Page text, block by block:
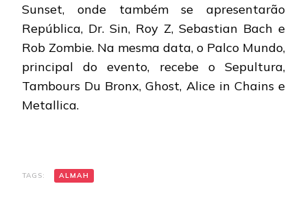
Sunset, onde também se apresentarão
República, Dr. Sin, Roy Z, Sebastian Bach e
Rob Zombie. Na mesma data, o Palco Mundo,
principal do evento, recebe o Sepultura,
Tambours Du Bronx, Ghost, Alice in Chains e
Metallica.
TAGS: ALMAH